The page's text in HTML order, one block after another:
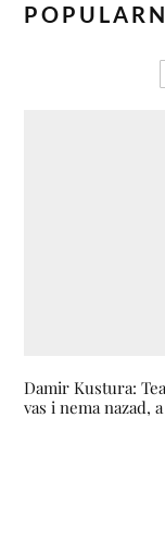
Damir Kustura:
vas i nema nazad,